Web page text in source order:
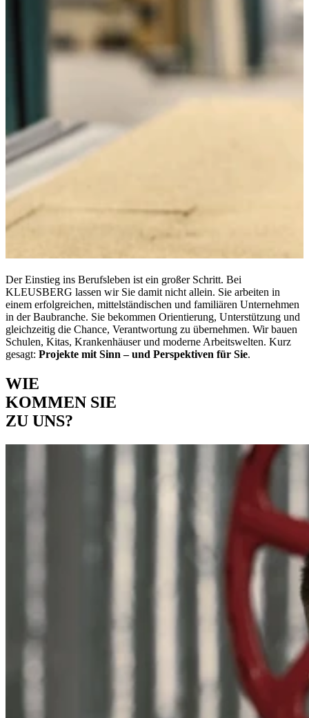
Der Einstieg ins Berufsleben ist ein großer Schritt. Bei
KLEUSBERG lassen wir Sie damit nicht allein. Sie arbeiten in
einem erfolgreichen, mittelständischen und familiären Unternehmen
in der Baubranche. Sie bekommen Orientierung, Unterstützung und
gleichzeitig die Chance, Verantwortung zu übernehmen. Wir bauen
Schulen, Kitas, Krankenhäuser und moderne Arbeitswelten. Kurz
gesagt: Projekte mit Sinn – und Perspektiven für Sie.
WIE
KOMMEN SIE
ZU UNS?